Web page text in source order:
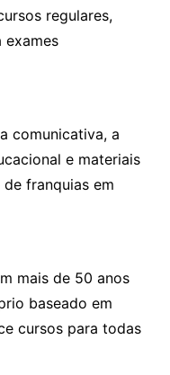
regulares,
exames
comunicativa, a
e materiais
franquias em
mais de 50 anos
baseado em
cursos para todas